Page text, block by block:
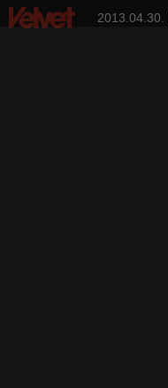
2013.04.30.